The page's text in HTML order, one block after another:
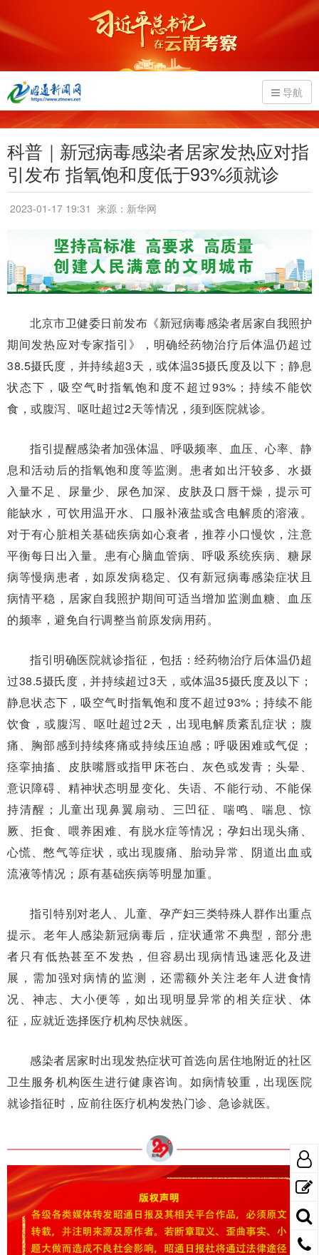
导航
科普｜新冠病毒感染者居家发热应对指
引发布 指氧饱和度低于93%须就诊
2023-01-17 19:31 来源：新华网
北京市卫健委日前发布《新冠病毒感染者居家自我照护
期间发热应对专家指引》，明确经药物治疗后体温仍超过
38.5摄氏度，并持续超3天，或体温35摄氏度及以下；静息
状态下，吸空气时指氧饱和度不超过93%；持续不能饮
食，或腹泻、呕吐超过2天等情况，须到医院就诊。
指引提醒感染者加强体温、呼吸频率、血压、心率、静
息和活动后的指氧饱和度等监测。患者如出汗较多、水摄
入量不足、尿量少、尿色加深、皮肤及口唇干燥，提示可
能缺水，可饮用温开水、口服补液盐或含电解质的溶液。
对于有心脏相关基础疾病如心衰者，推荐小口慢饮，注意
平衡每日出入量。患有心脑血管病、呼吸系统疾病、糖尿
病等慢病患者，如原发病稳定、仅有新冠病毒感染症状且
病情平稳，居家自我照护期间可适当增加监测血糖、血压
的频率，避免自行调整当前原发病用药。
指引明确医院就诊指征，包括：经药物治疗后体温仍超
过38.5摄氏度，并持续超过3天，或体温35摄氏度及以下；
静息状态下，吸空气时指氧饱和度不超过93%；持续不能
饮食，或腹泻、呕吐超过2天，出现电解质紊乱症状；腹
痛、胸部感到持续疼痛或持续压迫感；呼吸困难或气促；
痉挛抽搐、皮肤嘴唇或指甲床苍白、灰色或发青；头晕、
意识障碍、精神状态明显变化、失语、不能行动、不能保
持清醒；儿童出现鼻翼扇动、三凹征、喘鸣、喘息、惊
厥、拒食、喂养困难、有脱水症等情况；孕妇出现头痛、
心慌、憋气等症状，或出现腹痛、胎动异常、阴道出血或
流液等情况；原有基础疾病等明显加重。
指引特别对老人、儿童、孕产妇三类特殊人群作出重点
提示。老年人感染新冠病毒后，症状通常不典型，部分患
者只有低热甚至不发热，但容易出现病情迅速恶化及进
展，需加强对病情的监测，还需额外关注老年人进食情
况、神志、大小便等，如出现明显异常的相关症状、体
征，应就近选择医疗机构尽快就医。
感染者居家时出现发热症状可首选向居住地附近的社区
卫生服务机构医生进行健康咨询。如病情较重，出现医院
就诊指征时，应前往医疗机构发热门诊、急诊就医。